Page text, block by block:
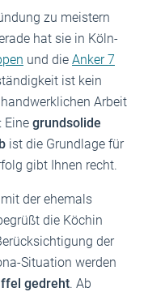
zu meistern
hat sie in Köln-
und die Anker 7
ist kein
Arbeit
Eine grundsolide
ist die Grundlage für
gibt Ihnen recht.
mit der ehemals
die Köchin
der
Situation werden
gedreht. Ab